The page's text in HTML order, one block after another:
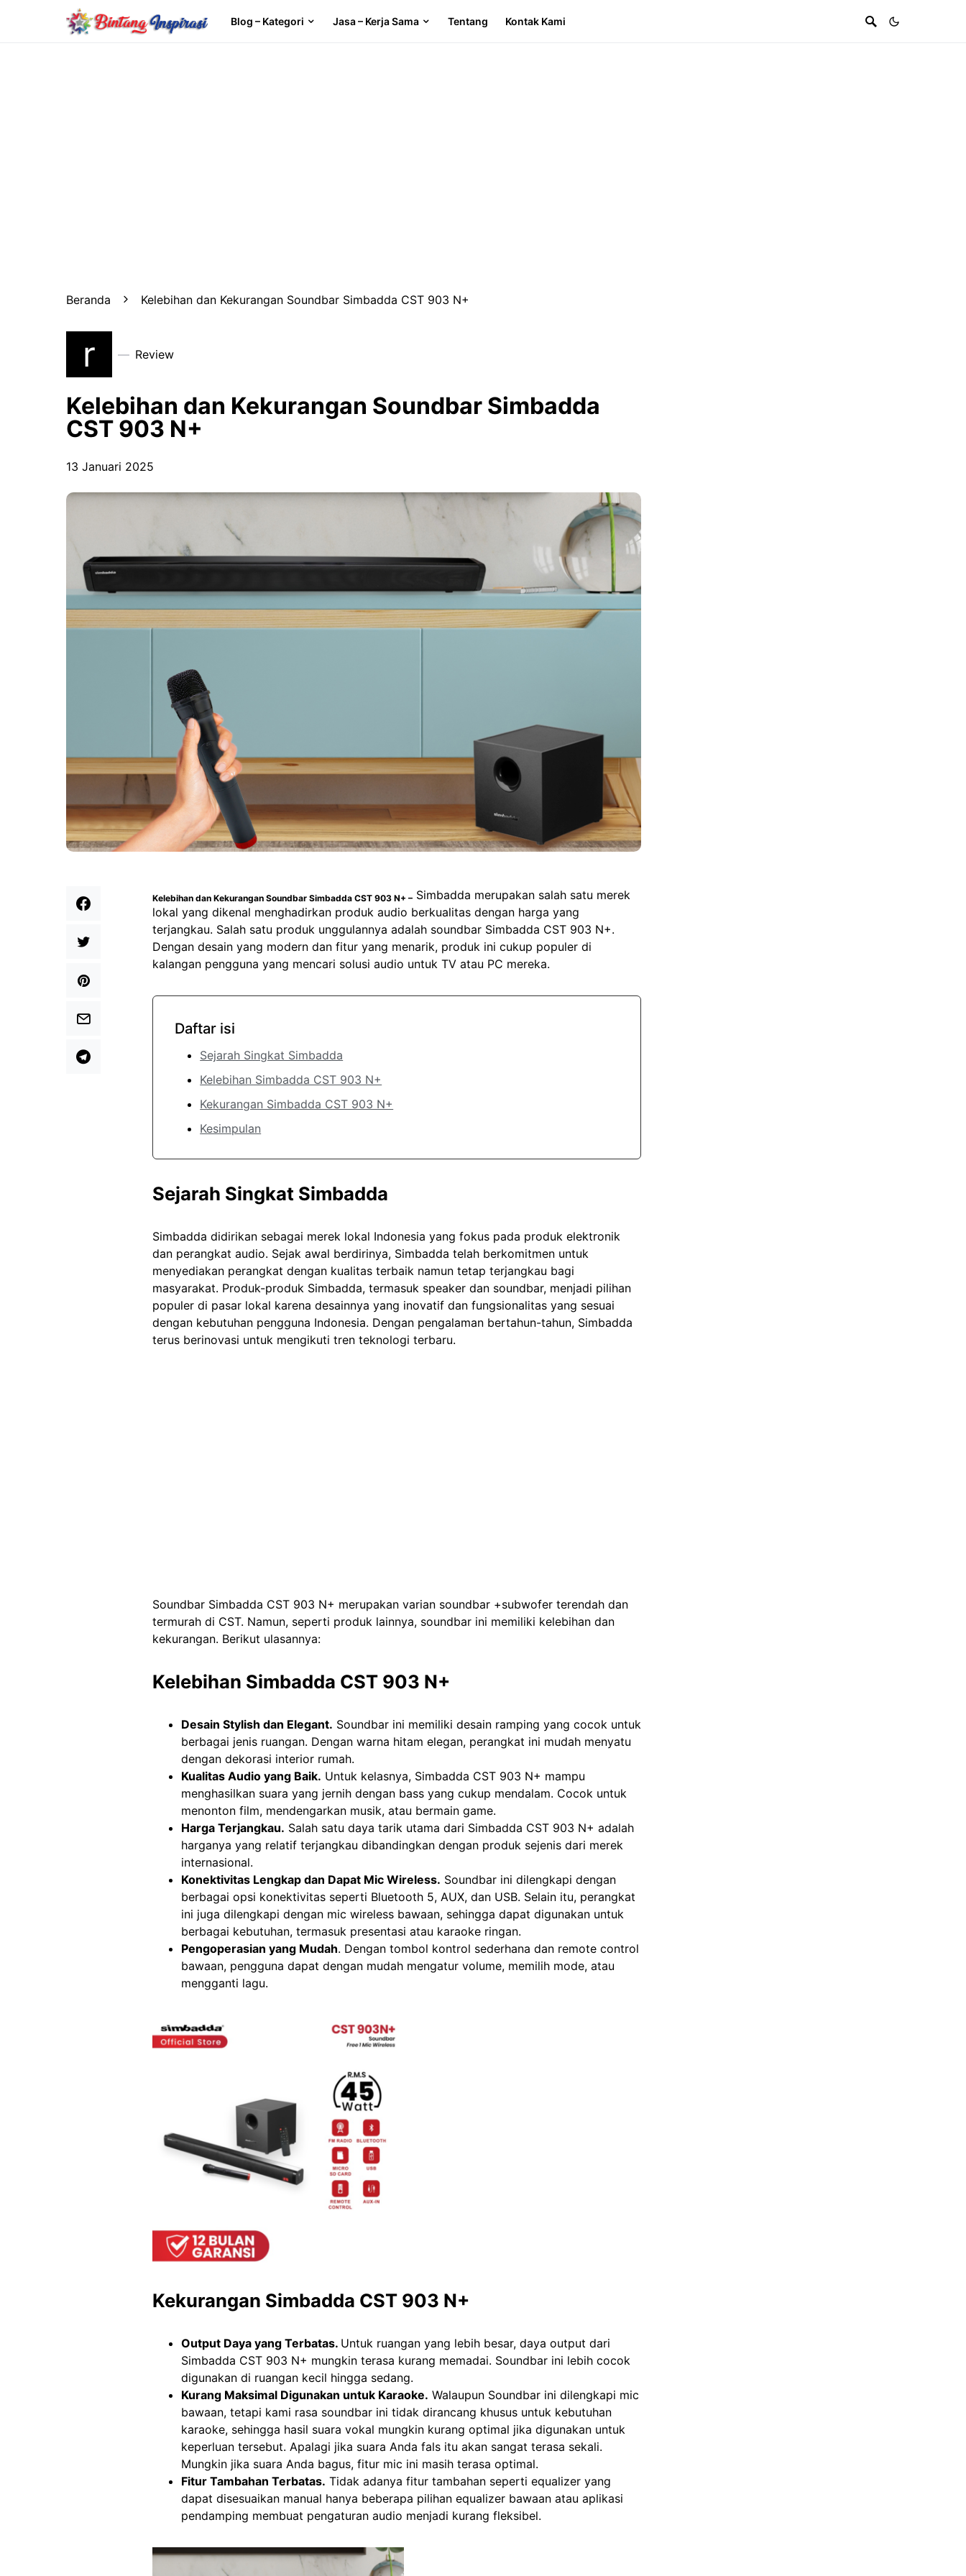
Blog – Kategori Jasa – Kerja Sama Tentang Kontak Kami
Beranda Kelebihan dan Kekurangan Soundbar Simbadda CST 903 N+
r Review
Kelebihan dan Kekurangan Soundbar Simbadda
CST 903 N+
13 Januari 2025
Kelebihan dan Kekurangan Soundbar Simbadda CST 903 N+ – Simbadda merupakan salah satu merek
lokal yang dikenal menghadirkan produk audio berkualitas dengan harga yang
terjangkau. Salah satu produk unggulannya adalah soundbar Simbadda CST 903 N+.
Dengan desain yang modern dan fitur yang menarik, produk ini cukup populer di
kalangan pengguna yang mencari solusi audio untuk TV atau PC mereka.
Daftar isi
Sejarah Singkat Simbadda
Kelebihan Simbadda CST 903 N+
Kekurangan Simbadda CST 903 N+
Kesimpulan
Sejarah Singkat Simbadda
Simbadda didirikan sebagai merek lokal Indonesia yang fokus pada produk elektronik
dan perangkat audio. Sejak awal berdirinya, Simbadda telah berkomitmen untuk
menyediakan perangkat dengan kualitas terbaik namun tetap terjangkau bagi
masyarakat. Produk-produk Simbadda, termasuk speaker dan soundbar, menjadi pilihan
populer di pasar lokal karena desainnya yang inovatif dan fungsionalitas yang sesuai
dengan kebutuhan pengguna Indonesia. Dengan pengalaman bertahun-tahun, Simbadda
terus berinovasi untuk mengikuti tren teknologi terbaru.
Soundbar Simbadda CST 903 N+ merupakan varian soundbar +subwofer terendah dan
termurah di CST. Namun, seperti produk lainnya, soundbar ini memiliki kelebihan dan
kekurangan. Berikut ulasannya:
Kelebihan Simbadda CST 903 N+
Desain Stylish dan Elegant. Soundbar ini memiliki desain ramping yang cocok untuk
berbagai jenis ruangan. Dengan warna hitam elegan, perangkat ini mudah menyatu
dengan dekorasi interior rumah.
Kualitas Audio yang Baik. Untuk kelasnya, Simbadda CST 903 N+ mampu
menghasilkan suara yang jernih dengan bass yang cukup mendalam. Cocok untuk
menonton film, mendengarkan musik, atau bermain game.
Harga Terjangkau. Salah satu daya tarik utama dari Simbadda CST 903 N+ adalah
harganya yang relatif terjangkau dibandingkan dengan produk sejenis dari merek
internasional.
Konektivitas Lengkap dan Dapat Mic Wireless. Soundbar ini dilengkapi dengan
berbagai opsi konektivitas seperti Bluetooth 5, AUX, dan USB. Selain itu, perangkat
ini juga dilengkapi dengan mic wireless bawaan, sehingga dapat digunakan untuk
berbagai kebutuhan, termasuk presentasi atau karaoke ringan.
Pengoperasian yang Mudah. Dengan tombol kontrol sederhana dan remote control
bawaan, pengguna dapat dengan mudah mengatur volume, memilih mode, atau
mengganti lagu.
Kekurangan Simbadda CST 903 N+
Output Daya yang Terbatas. Untuk ruangan yang lebih besar, daya output dari
Simbadda CST 903 N+ mungkin terasa kurang memadai. Soundbar ini lebih cocok
digunakan di ruangan kecil hingga sedang.
Kurang Maksimal Digunakan untuk Karaoke. Walaupun Soundbar ini dilengkapi mic
bawaan, tetapi kami rasa soundbar ini tidak dirancang khusus untuk kebutuhan
karaoke, sehingga hasil suara vokal mungkin kurang optimal jika digunakan untuk
keperluan tersebut. Apalagi jika suara Anda fals itu akan sangat terasa sekali.
Mungkin jika suara Anda bagus, fitur mic ini masih terasa optimal.
Fitur Tambahan Terbatas. Tidak adanya fitur tambahan seperti equalizer yang
dapat disesuaikan manual hanya beberapa pilihan equalizer bawaan atau aplikasi
pendamping membuat pengaturan audio menjadi kurang fleksibel.